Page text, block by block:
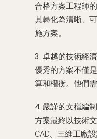
合格方案工程師
其轉化為清晰、
施方案。
3. 卓越的技術經
優秀的方案不僅
算和權衡。他們
4. 嚴謹的文檔編
方案最終以技術
CAD、三維工廠